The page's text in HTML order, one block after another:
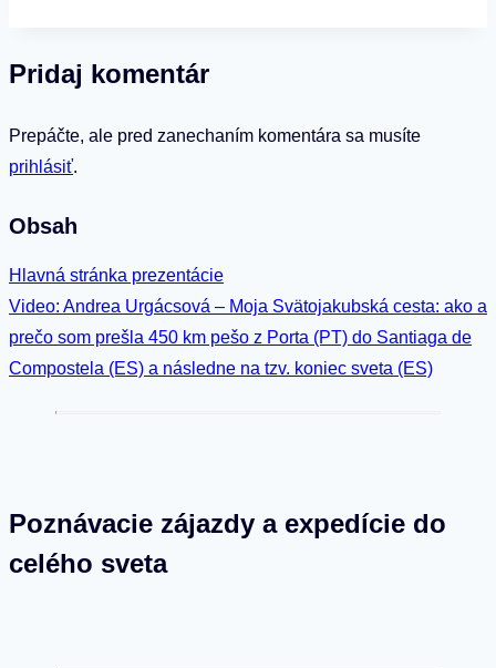
Pridaj komentár
Prepáčte, ale pred zanechaním komentára sa musíte
prihlásiť.
Obsah
Hlavná stránka prezentácie
Video: Andrea Urgácsová – Moja Svätojakubská cesta: ako a
prečo som prešla 450 km pešo z Porta (PT) do Santiaga de
Compostela (ES) a následne na tzv. koniec sveta (ES)
Poznávacie zájazdy a expedície do
celého sveta